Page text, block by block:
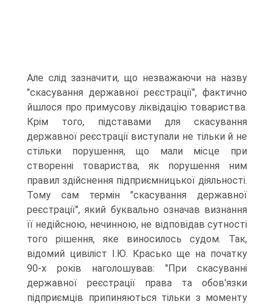
Але слід зазначити, що незважаючи на назву
"скасування державної реєстрації", фактично
йшлося про примусову ліквідацію товариства.
Крім того, підставами для скасування
державної реєстрації виступали не тільки й не
стільки порушення, що мали місце при
створенні товариства, як порушення ним
правил здійснення підприємницької діяльності.
Тому сам термін "скасування державної
реєстрації", який буквально означав визнання
її недійсною, нечинною, не відповідав сутності
того рішення, яке виносилось судом. Так,
відомий цивіліст І.Ю. Красько ще на початку
90-х років наголошував: "При скасуванні
державної реєстрації права та обов'язки
підприємців припиняються тільки з моменту